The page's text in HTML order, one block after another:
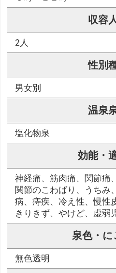
収容
2人
性別
男女別
温泉
塩化物泉
効能・
神経痛、筋肉痛、関節痛
関節のこわばり、うちみ
病、痔疾、冷え性、慢性
きりきず、やけど、虚弱
泉色・
無色透明